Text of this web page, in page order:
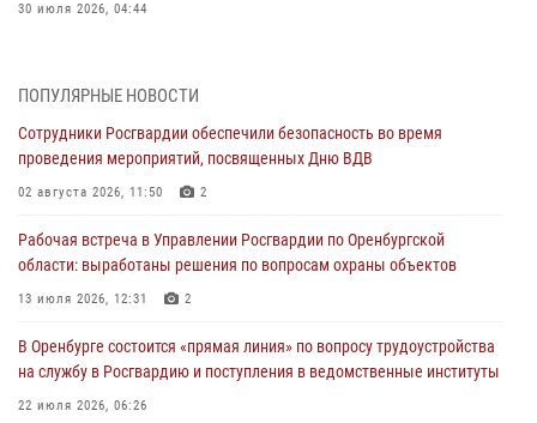
30 июля 2026, 04:44
28 июля 2026, 09:41 1
Росгвардейцы обеспечили правопорядок на праздновании Дня
ВМФ в Оренбурге
27 июля 2026, 14:36 2
Росгвардейцы предотвратили трагедию: спасен мужчина в тяжелой
жизненной ситуации (ВИДЕО)
26 июля 2026, 14:45 1
Росгвардейцы Оренбургской области проверили готовность детских
образовательных учреждений к новому учебному году
24 июля 2026, 12:25
ПОПУЛЯРНЫЕ НОВОСТИ
Сотрудники Росгвардии обеспечили безопасность во время
проведения мероприятий, посвященных Дню ВДВ
02 августа 2026, 11:50 2
Рабочая встреча в Управлении Росгвардии по Оренбургской
области: выработаны решения по вопросам охраны объектов
13 июля 2026, 12:31 2
В Оренбурге состоится «прямая линия» по вопросу трудоустройства
на службу в Росгвардию и поступления в ведомственные институты
22 июля 2026, 06:26